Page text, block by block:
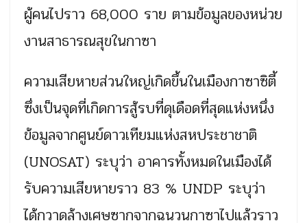
ผู้คนไปราว 68,000 ราย ตามข้อมูลของหน่วย
งานสาธารณสุขในกาซา
ความเสียหายส่วนใหญ่เกิดขึ้นในเมืองกาซาซิตี้
ซึ่งเป็นจุดที่เกิดการสู้รบที่ดุเดือดที่สุดแห่งหนึ่ง
ข้อมูลจากศูนย์ดาวเทียมแห่งสหประชาชาติ
(UNOSAT) ระบุว่า อาคารทั้งหมดในเมืองได้
รับความเสียหายราว 83 % UNDP ระบุว่า
ได้กวาดล้างเศษซากจากฉนวนกาซาไปแล้วราว